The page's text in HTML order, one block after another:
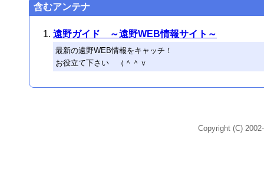
含むアンテナ
遠野ガイド ～遠野WEB情報サイト～
最新の遠野WEB情報をキャッチ！
お役立て下さい （＾＾ｖ
Copyright (C)